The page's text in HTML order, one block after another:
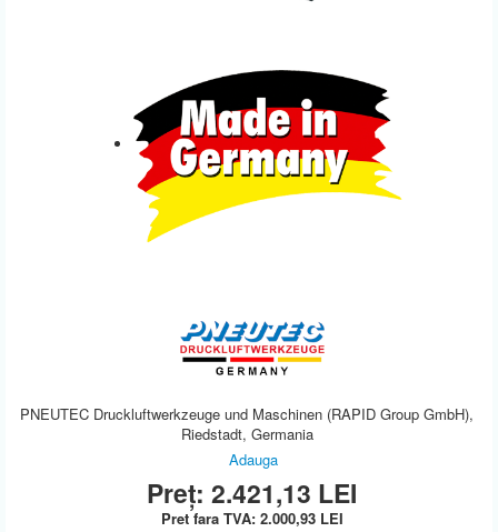
PNEUTEC Druckluftwerkzeuge und Maschinen (RAPID Group GmbH),
Riedstadt, Germania
Adauga
Preț:2.421,13 LEI
Pret fara TVA: 2.000,93 LEI